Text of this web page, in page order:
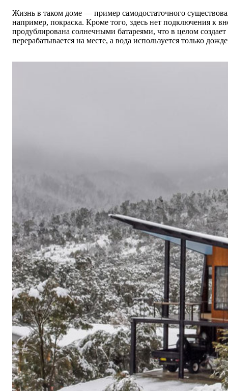
Жизнь в таком доме — пример самодостаточного
например, покраска. Кроме того, здесь нет подключения к
продублирована солнечными батареями, что в целом
перерабатывается на месте, а вода используется только